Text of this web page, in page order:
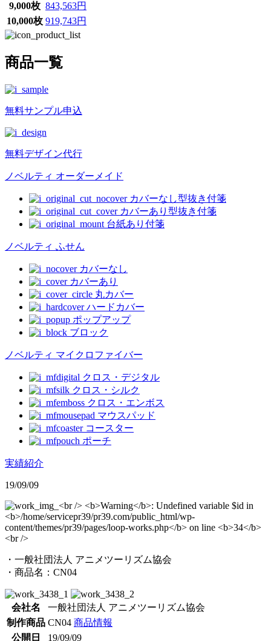
9,000枚 843,563円
10,000枚 919,743円
商品一覧
無料サンプル申込
無料デザイン代行
ノベルティ オーダーメイド
カバーなし型抜き付箋
カバーあり型抜き付箋
台紙あり付箋
ノベルティ ふせん
カバーなし
カバーあり
丸カバー
ハードカバー
ポップアップ
ブロック
ノベルティ マイクロファイバー
クロス・デジタル
クロス・シルク
クロス・エンボス
マウスパッド
コースター
ポーチ
実績紹介
19/09/09
・一般社団法人 アニメツーリズム協会
・商品名：CN04
会社名
一般社団法人 アニメツーリズム協会
制作商品 CN04 商品情報
公開日
19/09/09